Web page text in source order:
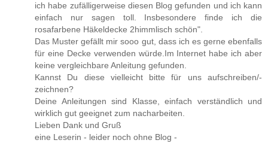
ich habe zufälligerweise diesen Blog gefunden und ich kann
einfach nur sagen toll. Insbesondere finde ich die
rosafarbene Häkeldecke 2himmlisch schön".
Das Muster gefällt mir sooo gut, dass ich es gerne ebenfalls
für eine Decke verwenden würde.Im Internet habe ich aber
keine vergleichbare Anleitung gefunden.
Kannst Du diese vielleicht bitte für uns aufschreiben/-
zeichnen?
Deine Anleitungen sind Klasse, einfach verständlich und
wirklich gut geeignet zum nacharbeiten.
Lieben Dank und Gruß
eine Leserin - leider noch ohne Blog -